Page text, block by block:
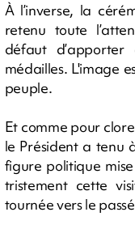
À l’inverse, la
retenu toute
défaut
médailles. L'image
peuple.
Et comme pour
le Président a tenu
figure politique
tristement cette
tournée vers le